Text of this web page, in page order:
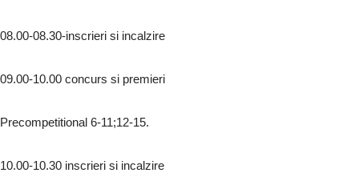
08.00-08.30-inscrieri si incalzire
09.00-10.00 concurs si premieri
Precompetitional 6-11;12-15.
10.00-10.30 inscrieri si incalzire